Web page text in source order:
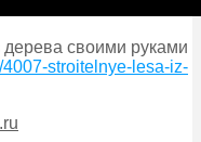
дерева своими руками
stroitelnye-lesa-iz-